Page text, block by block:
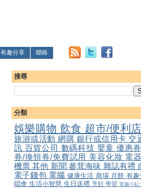
有趣分享 聯絡
搜尋
分類
娛樂購物 飲食 超市/便利店
旅游或活動 網購 銀行或信用卡 交
訊 百貨公司 數碼科技 嬰童 優惠
券/換領券/免費試用 美容化妝 電器
機票其他 新聞參茸海味 雜誌有禮
電子錢包 電腦 健康生活 商場 月餅 有趣
唱會 生活小智慧 生日送禮 烹飪 學習 電腦小貼